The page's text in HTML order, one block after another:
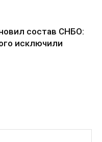
состав СНБО:
исключили